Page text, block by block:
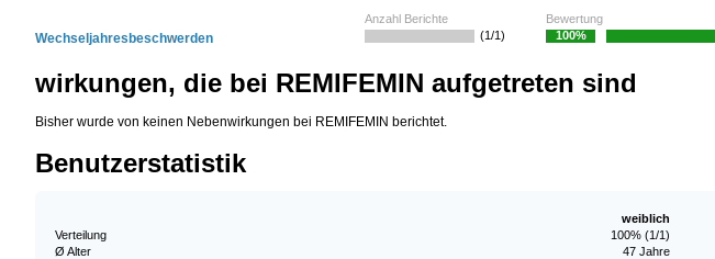
Anzahl Berichte Bewertung
Wechseljahresbeschwerden (1/1) 100%
wirkungen, die bei REMIFEMIN aufgetreten sind
Bisher wurde von keinen Nebenwirkungen bei REMIFEMIN berichtet.
Benutzerstatistik
weiblich
Verteilung
100% (1/1)
Ø Alter
47 Jahre